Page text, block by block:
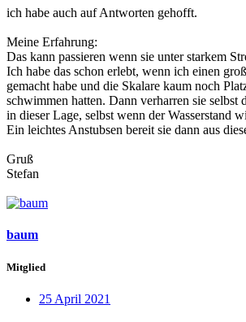
ich habe auch auf Antworten gehofft.
Meine Erfahrung:
Das kann passieren wenn sie unter starkem
Ich habe das schon erlebt, wenn ich einen
gemacht habe und die Skalare kaum noch
schwimmen hatten. Dann verharren sie selbst
in dieser Lage, selbst wenn der Wasserstand
Ein leichtes Anstubsen bereit sie dann aus
Gruß
Stefan
baum
Mitglied
25 April 2021